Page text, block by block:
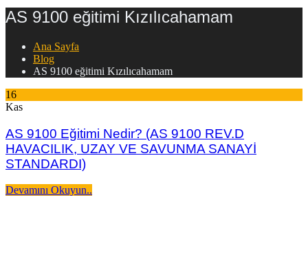
AS 9100 eğitimi Kızılıcahamam
Ana Sayfa
Blog
AS 9100 eğitimi Kızılıcahamam
16
Kas
AS 9100 Eğitimi Nedir? (AS 9100 REV.D
HAVACILIK, UZAY VE SAVUNMA SANAYİ
STANDARDI)
Devamını Okuyun..